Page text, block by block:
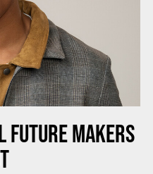
FUTURE MAKERS